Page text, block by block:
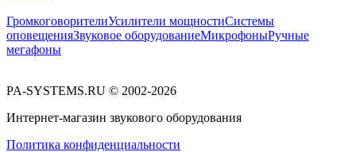
ГромкоговорителиУсилители мощностиСистемы
оповещенияЗвуковое оборудованиеМикрофоныРучные
мегафоны
PA-SYSTEMS.RU © 2002-2026
Интернет-магазин звукового оборудования
Политика конфиденциальности